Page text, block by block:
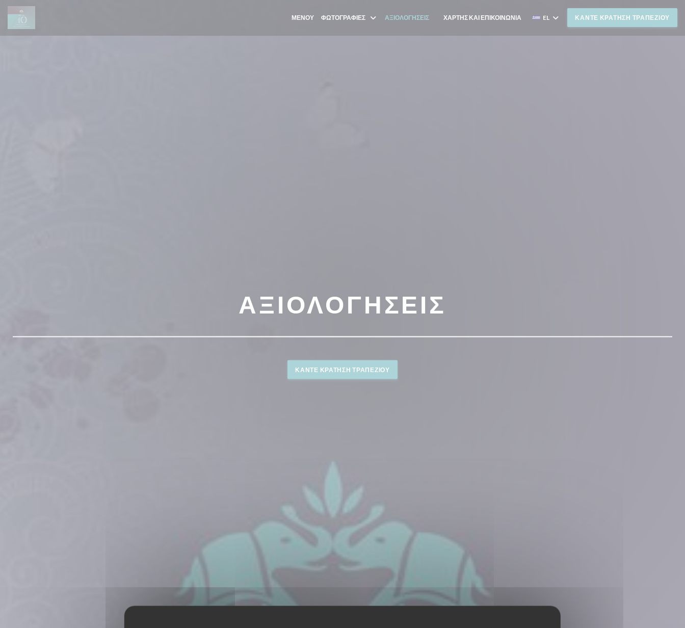
Πίνακας διαχείρισης "Μπισκότων" (Cookies)
ΜΕΝΟΎ ΦΩΤΟΓΡΑΦΊΕΣ ΑΞΙΟΛΟΓΉΣΕΙΣ ((ΑΝΟΊΓΕΙ ΣΕ ΝΈΟ ΠΑΡΆΘΥΡΟ))
ΧΆΡΤΗΣ ΚΑΙ ΕΠΙΚΟΙΝΩΝΊΑ EL ΚΆΝΤΕ ΚΡΆΤΗΣΗ ΤΡΑΠΕΖΙΟΎ
ΑΞΙΟΛΟΓΉΣΕΙΣ
ΚΆΝΤΕ ΚΡΆΤΗΣΗ ΤΡΑΠΕΖΙΟΎ